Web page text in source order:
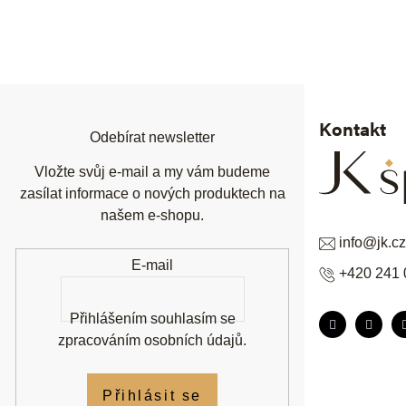
Kontakt
info@jk.cz
+420 241
Odebírat newsletter
Vložte svůj e-mail a my vám budeme
zasílat informace o nových produktech na
našem e-shopu.
E-mail
Přihlášením souhlasím se
zpracováním osobních údajů.
Přihlásit se